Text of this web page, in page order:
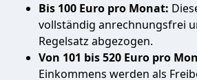
Bis 100 Euro pro Monat:
vollständig anrechnungsfrei
Regelsatz abgezogen.
Von 101 bis 520 Euro pro
Einkommens werden als